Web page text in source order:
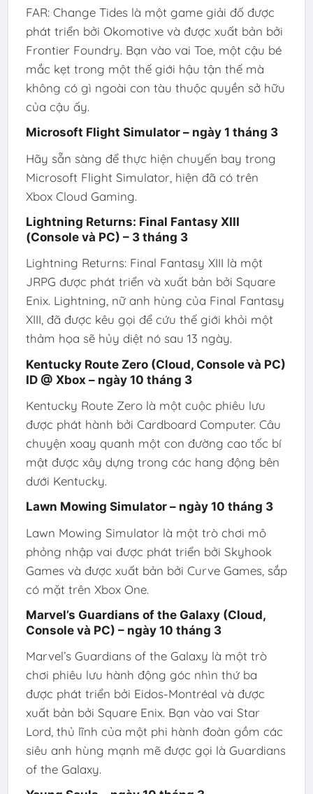
FAR: Change Tides là một game giải đố được
phát triển bởi Okomotive và được xuất bản bởi
Frontier Foundry. Bạn vào vai Toe, một cậu bé
mắc kẹt trong một thế giới hậu tận thế mà
không có gì ngoài con tàu thuộc quyền sở hữu
của cậu ấy.
Microsoft Flight Simulator – ngày 1 tháng 3
Hãy sẵn sàng để thực hiện chuyến bay trong
Microsoft Flight Simulator, hiện đã có trên
Xbox Cloud Gaming.
Lightning Returns: Final Fantasy XIII
(Console và PC) – 3 tháng 3
Lightning Returns: Final Fantasy XIII là một
JRPG được phát triển và xuất bản bởi Square
Enix. Lightning, nữ anh hùng của Final Fantasy
XIII, đã được kêu gọi để cứu thế giới khỏi một
thảm họa sẽ hủy diệt nó sau 13 ngày.
Kentucky Route Zero (Cloud, Console và PC)
ID @ Xbox – ngày 10 tháng 3
Kentucky Route Zero là một cuộc phiêu lưu
được phát hành bởi Cardboard Computer. Câu
chuyện xoay quanh một con đường cao tốc bí
mật được xây dựng trong các hang động bên
dưới Kentucky.
Lawn Mowing Simulator – ngày 10 tháng 3
Lawn Mowing Simulator là một trò chơi mô
phỏng nhập vai được phát triển bởi Skyhook
Games và được xuất bản bởi Curve Games, sắp
có mặt trên Xbox One.
Marvel’s Guardians of the Galaxy (Cloud,
Console và PC) – ngày 10 tháng 3
Marvel’s Guardians of the Galaxy là một trò
chơi phiêu lưu hành động góc nhìn thứ ba
được phát triển bởi Eidos-Montréal và được
xuất bản bởi Square Enix. Bạn vào vai Star
Lord, thủ lĩnh của một phi hành đoàn gồm các
siêu anh hùng mạnh mẽ được gọi là Guardians
of the Galaxy.